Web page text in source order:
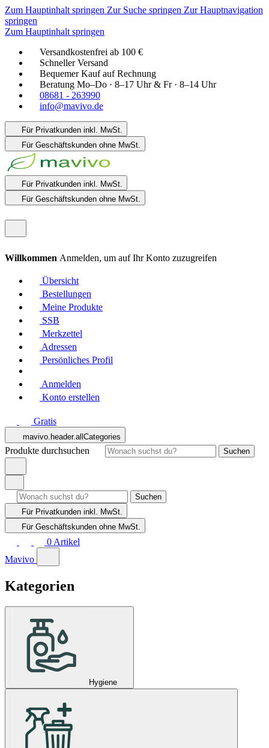
Zum Hauptinhalt springen Zur Suche springen Zur Hauptnavigation
springen
Zum Hauptinhalt springen
Versandkostenfrei ab 100 €
Schneller Versand
Bequemer Kauf auf Rechnung
Beratung Mo–Do · 8–17 Uhr & Fr · 8–14 Uhr
08681 - 263990
info@mavivo.de
Für Privatkunden inkl. MwSt.
Für Geschäftskunden ohne MwSt.
Für Privatkunden inkl. MwSt.
Für Geschäftskunden ohne MwSt.
Willkommen Anmelden, um auf Ihr Konto zuzugreifen
Übersicht
Bestellungen
Meine Produkte
SSB
Merkzettel
Adressen
Persönliches Profil
Anmelden
Konto erstellen
Gratis
mavivo.header.allCategories
Produkte durchsuchen Suchen
Suchen
Für Privatkunden inkl. MwSt.
Für Geschäftskunden ohne MwSt.
0 Artikel
Mavivo
Kategorien
Hygiene